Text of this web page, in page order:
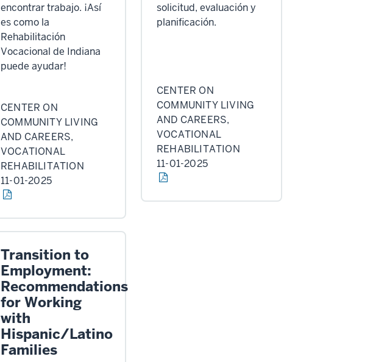
encontrar trabajo. ¡Así
es como la
Rehabilitación
Vocacional de Indiana
puede ayudar!
CENTER ON
COMMUNITY LIVING
AND CAREERS,
VOCATIONAL
REHABILITATION
11-01-2025
solicitud, evaluación y
planificación.
CENTER ON
COMMUNITY LIVING
AND CAREERS,
VOCATIONAL
REHABILITATION
11-01-2025
Transition to
Employment:
Recommendations
for Working
with
Hispanic/Latino
Families